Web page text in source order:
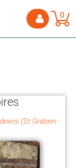
0
(St Gratien -